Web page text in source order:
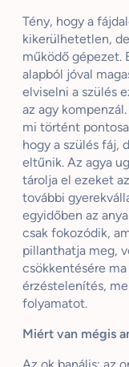
Tény, hogy a
kikerülhetetlen,
működő gépezet.
alapból jóval
elviselni a szülés
az agy
mi történt
hogy a szülés fáj,
eltűnik. Az agya
tárolja el ezeket
további
egyidőben az
csak fokozódik,
pillanthatja meg,
csökkentésére
érzéstelenítés,
folyamatot.
Miért van mégis